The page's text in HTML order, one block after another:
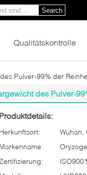
Search
Qualitätskontrolle
Pulver-99% der
des Pulver-
Produktdetails:
Herkunftsort:
Wuhan,
Markenname:
Zertifizierung: